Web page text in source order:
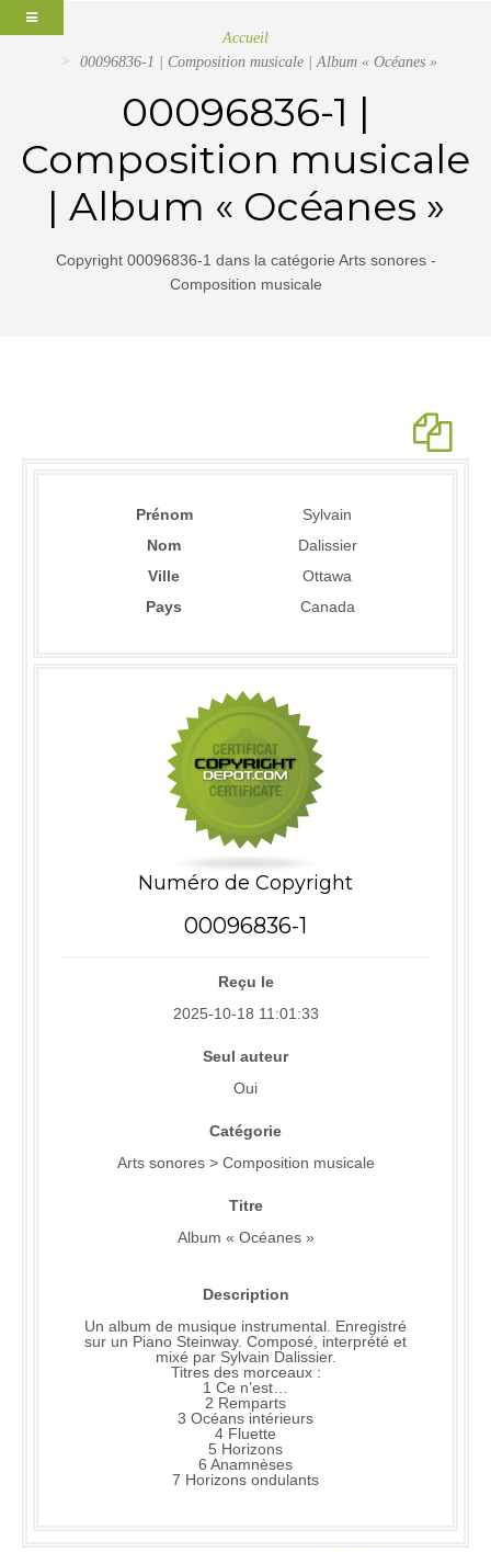
Accueil
00096836-1 | Composition musicale | Album « Océanes »
00096836-1 |
Composition musicale
| Album « Océanes »
Copyright 00096836-1 dans la catégorie Arts sonores -
Composition musicale
Prénom
Sylvain
Nom
Dalissier
Ville
Ottawa
Pays
Canada
Numéro de Copyright
00096836-1
Reçu le
2025-10-18 11:01:33
Seul auteur
Oui
Catégorie
Arts sonores > Composition musicale
Titre
Album « Océanes »
Description
Un album de musique instrumental. Enregistré
sur un Piano Steinway. Composé, interprété et
mixé par Sylvain Dalissier.
Titres des morceaux :
1 Ce n’est…
2 Remparts
3 Océans intérieurs
4 Fluette
5 Horizons
6 Anamnèses
7 Horizons ondulants